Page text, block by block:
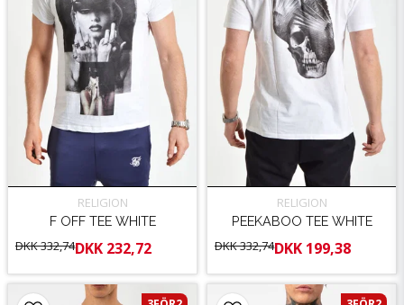
RELIGION
F OFF TEE WHITE
DKK 332,74DKK 232,72
RELIGION
PEEKABOO TEE WHITE
DKK 332,74DKK 199,38